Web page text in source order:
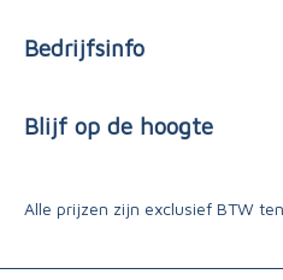
Bedrijfsinfo
Blijf op de hoogte
Alle prijzen zijn exclusief BTW